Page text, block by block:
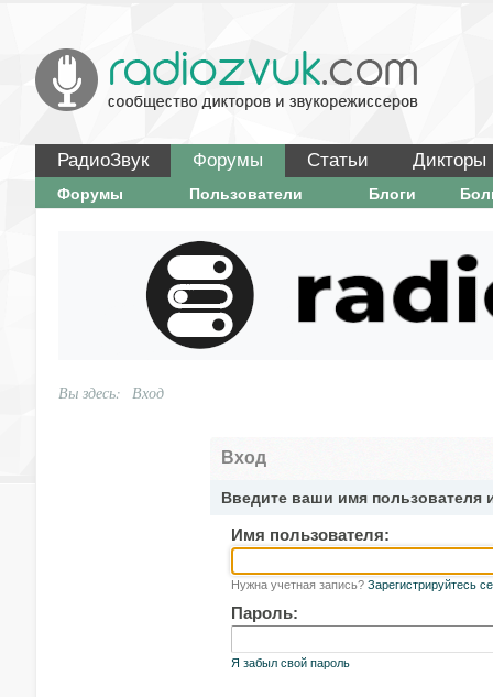
РадиоЗвук Форумы Статьи Дикторы
Форумы Пользователи Блоги
Вы здесь: Вход
Вход
Введите ваши имя пользователя
Имя пользователя:
Нужна учетная запись? Зарегистрируйтесь
Пароль:
Я забыл свой пароль